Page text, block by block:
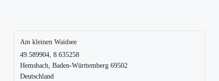
Am kleinen Waidsee
49.589904, 8.635258
Hemsbach, Baden-Württemberg 69502
Deutschland